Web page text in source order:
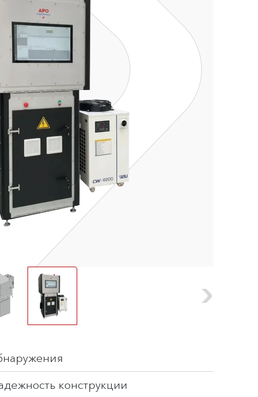
конструкции